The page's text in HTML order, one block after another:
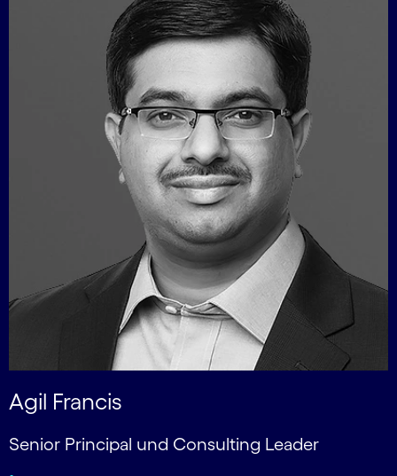
Agil Francis
Senior Principal und Consulting Leader